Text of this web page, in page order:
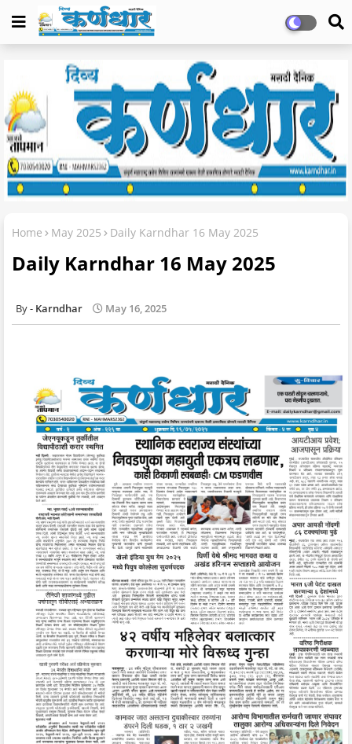
Home May 2025 Daily Karndhar 16 May 2025
Daily Karndhar 16 May 2025
Karndhar May 16, 2025